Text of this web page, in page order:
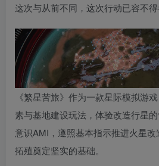
这次与从前不同，这次行动已容不得
《繁星苦旅》作为一款星际模拟游
素与基地建设玩法，体验改造行星
意识AMI，遵照基本指示推进火星
拓殖奠定坚实的基础。